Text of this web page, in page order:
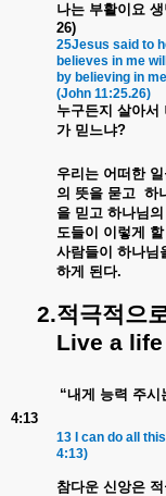
나는 부활이요 생
26)
25Jesus said to
believes in me
by believing in
(John 11:25.26)
누구든지 살아서
가 믿느냐?
우리는 어떠한
의 뜻을 묻고 하
을 믿고 하나님의
도들이
이렇게 할
사람들이 하나님
하게 된다.
2.적극적으
Live a
“내게 능력 주시
4:13
13 I can do all
4:13)
참다운 신앙은